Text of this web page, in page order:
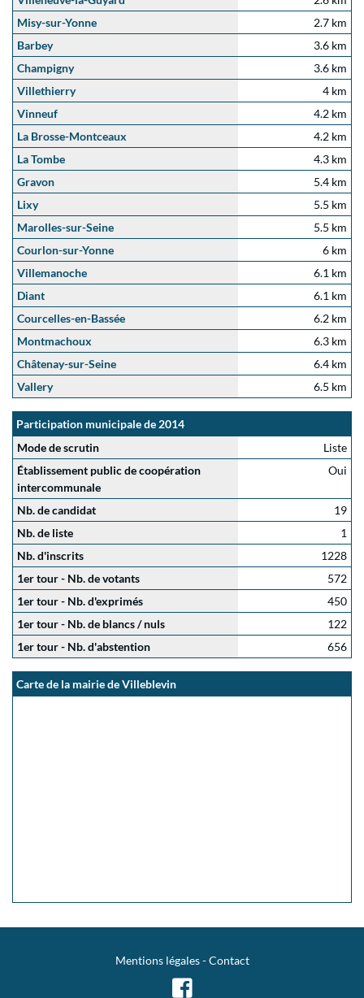
Misy-sur-Yonne
2.7 km
Barbey
3.6 km
Champigny
3.6 km
Villethierry
4 km
Vinneuf
4.2 km
La Brosse-Montceaux
4.2 km
La Tombe
4.3 km
Gravon
5.4 km
Lixy
5.5 km
Marolles-sur-Seine
5.5 km
Courlon-sur-Yonne
6 km
Villemanoche
6.1 km
Diant
6.1 km
Courcelles-en-Bassée
6.2 km
Montmachoux
6.3 km
Châtenay-sur-Seine
6.4 km
Vallery
6.5 km
Participation municipale de 2014
Mode de scrutin
Liste
Établissement public de coopération
intercommunale
Oui
Nb. de candidat
19
Nb. de liste
1
Nb. d'inscrits
1228
1er tour - Nb. de votants
572
1er tour - Nb. d'exprimés
450
1er tour - Nb. de blancs / nuls
122
1er tour - Nb. d'abstention
656
Carte de la mairie de Villeblevin
Mentions légales-Contact